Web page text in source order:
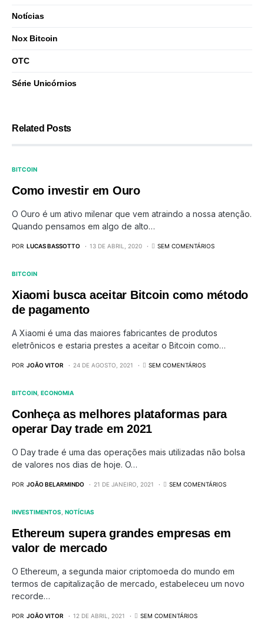
Notícias
Nox Bitcoin
OTC
Série Unicórnios
Related Posts
BITCOIN
Como investir em Ouro
O Ouro é um ativo milenar que vem atraindo a nossa atenção.
Quando pensamos em algo de alto…
POR LUCAS BASSOTTO 13 DE ABRIL, 2020 SEM COMENTÁRIOS
BITCOIN
Xiaomi busca aceitar Bitcoin como método
de pagamento
A Xiaomi é uma das maiores fabricantes de produtos
eletrônicos e estaria prestes a aceitar o Bitcoin como…
POR JOÃO VITOR 24 DE AGOSTO, 2021 SEM COMENTÁRIOS
BITCOIN ECONOMIA
Conheça as melhores plataformas para
operar Day trade em 2021
O Day trade é uma das operações mais utilizadas não bolsa
de valores nos dias de hoje. O…
POR JOÃO BELARMINDO 21 DE JANEIRO, 2021 SEM COMENTÁRIOS
INVESTIMENTOS NOTÍCIAS
Ethereum supera grandes empresas em
valor de mercado
O Ethereum, a segunda maior criptomoeda do mundo em
termos de capitalização de mercado, estabeleceu um novo
recorde…
POR JOÃO VITOR 12 DE ABRIL, 2021 SEM COMENTÁRIOS